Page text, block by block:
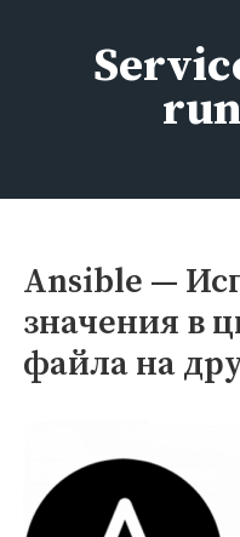
содержимому
Ansible —
значения в
файла на